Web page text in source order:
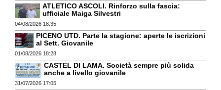
ATLETICO ASCOLI. Rinforzo sulla fascia:
ufficiale Maiga Silvestri
04/08/2026 18:35
PICENO UTD. Parte la stagione: aperte le iscrizioni
al Sett. Giovanile
01/08/2026 18:28
CASTEL DI LAMA. Società sempre più solida
anche a livello giovanile
31/07/2026 17:05